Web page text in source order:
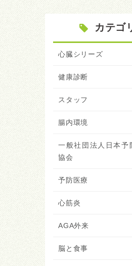
カテゴ
心臓シリーズ
健康診断
スタッフ
腸内環境
一般社団法人日本予
協会
予防医療
心筋炎
AGA外来
脳と食事